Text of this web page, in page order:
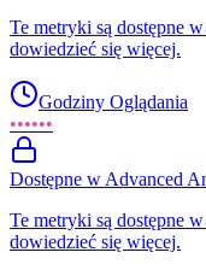
Te metryki są dostępne
dowiedzieć się więcej.
Godziny Oglądania
••••••
Dostępne w Advanced
Te metryki są dostępne
dowiedzieć się więcej.